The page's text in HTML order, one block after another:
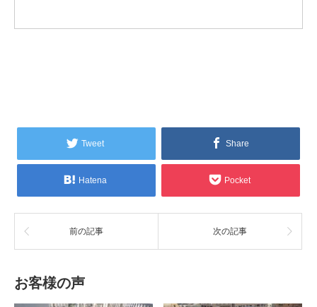
Tweet Share
Hatena Pocket
前の記事 次の記事
お客様の声